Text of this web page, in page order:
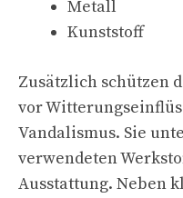
Metall
Kunststoff
Zusätzlich schützen
vor
Vandalismus. Sie
verwendeten
Ausstattung. Neben